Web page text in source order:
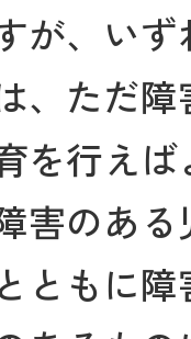
が、い
、ただ
を行え
害のあ
ともに